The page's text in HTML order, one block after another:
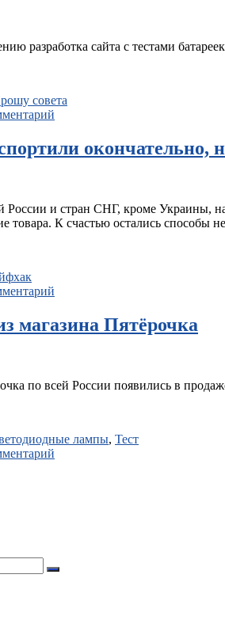
разработка сайта с тестами
совета
окончательно,
России и стран СНГ, кроме Украины,
товара. К счастью остались способы
магазина Пятёрочка
по всей России появились в
лампы, Тест